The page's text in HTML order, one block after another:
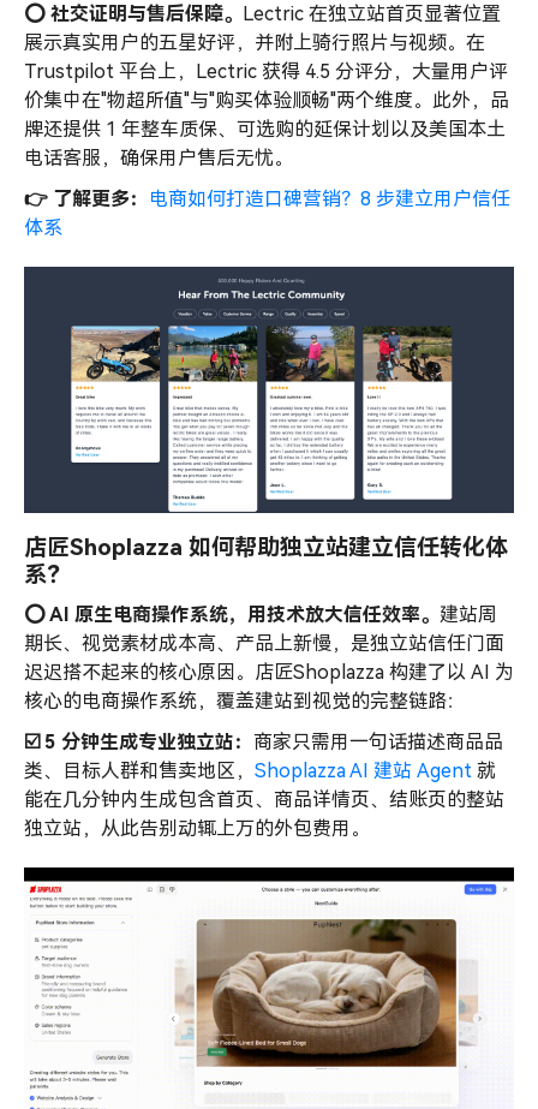
⭕️ 社交证明与售后保障。 Lectric 在独立站首页显著位置
展示真实用户的五星好评，并附上骑行照片与视频。在
Trustpilot 平台上，Lectric 获得 4.5 分评分，大量用户评
价集中在"物超所值"与"购买体验顺畅"两个维度。此外，品
牌还提供 1 年整车质保、可选购的延保计划以及美国本土
电话客服，确保用户售后无忧。
👉 了解更多：
电商如何打造口碑营销？8 步建立用户信任
体系
店匠Shoplazza 如何帮助独立站建立信任转化体
系？
⭕️AI 原生电商操作系统，用技术放大信任效率。 建站周
期长、视觉素材成本高、产品上新慢，是独立站信任门面
迟迟搭不起来的核心原因。店匠Shoplazza 构建了以 AI 为
核心的电商操作系统，覆盖建站到视觉的完整链路：
☑️ 5 分钟生成专业独立站： 商家只需用一句话描述商品品
类、目标人群和售卖地区， Shoplazza AI 建站 Agent 就
能在几分钟内生成包含首页、商品详情页、结账页的整站
独立站，从此告别动辄上万的外包费用。